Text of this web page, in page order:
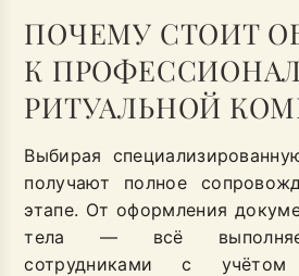
ПОЧЕМУ СТОИТ
К
РИТУАЛЬНОЙ
Выбирая
получают полное
этапе. От оформления
тела — всё
сотрудниками с учётом